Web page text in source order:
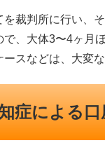
裁判所に行い、
、大体3〜4ヶ月
スなどは、大変な
症による